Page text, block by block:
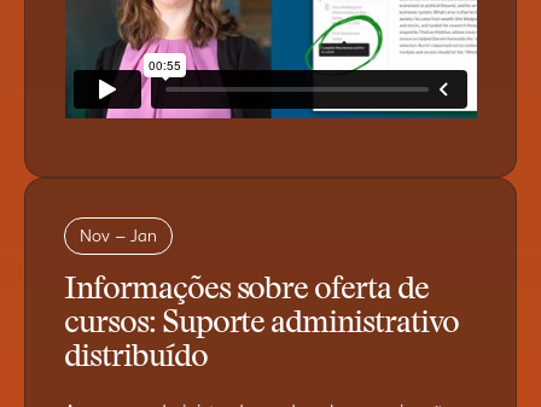
Nov – Jan
Informações sobre oferta de
cursos: Suporte administrativo
distribuído